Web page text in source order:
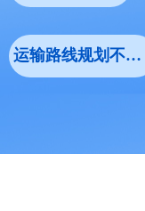
运输路线规划不合理